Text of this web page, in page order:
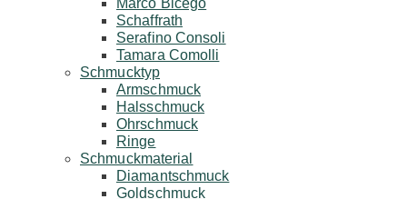
Schaffrath
Serafino Consoli
Tamara Comolli
Schmucktyp
Armschmuck
Halsschmuck
Ohrschmuck
Ringe
Schmuckmaterial
Diamantschmuck
Goldschmuck